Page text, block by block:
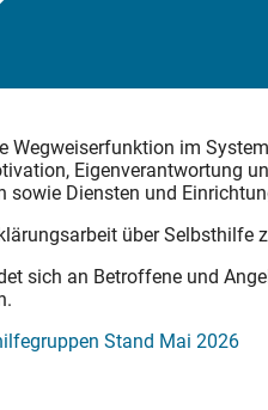
Wegweiserfunktion im
Eigenverantwortung
sowie Diensten und
über Selbsthilfe
sich an Betroffene und
Stand Mai 2026